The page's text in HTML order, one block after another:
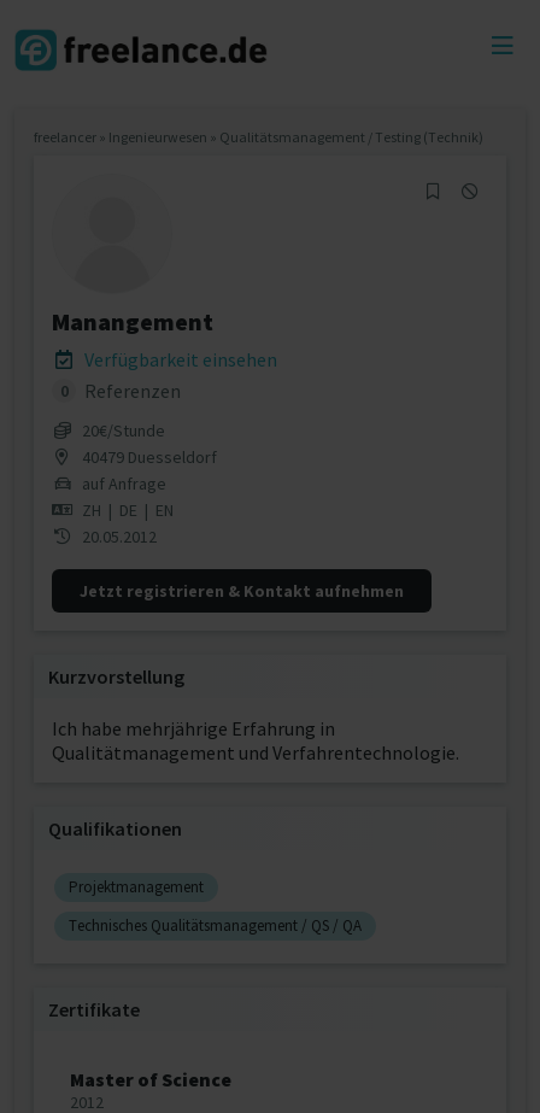
freelancer » Ingenieurwesen » Qualitätsmanagement / Testing (Technik)
Manangement
Verfügbarkeit einsehen
0 Referenzen
20€/Stunde
40479 Duesseldorf
auf Anfrage
ZH | DE | EN
20.05.2012
Jetzt registrieren & Kontakt aufnehmen
Kurzvorstellung
Ich habe mehrjährige Erfahrung in
Qualitätmanagement und Verfahrentechnologie.
Qualifikationen
Projektmanagement
Technisches Qualitätsmanagement / QS / QA
Zertifikate
Master of Science
2012